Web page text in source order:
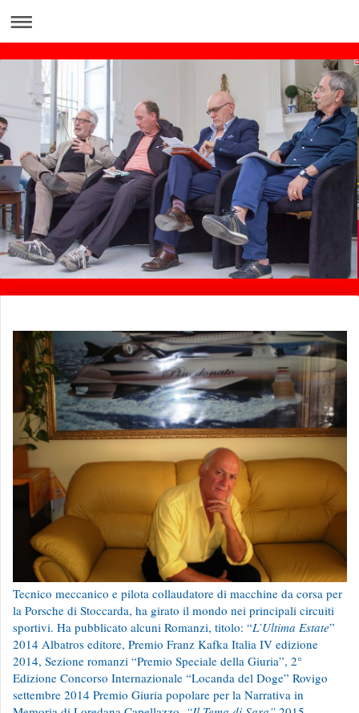
Tecnico meccanico e pilota collaudatore di macchine da corsa per
la Porsche di Stoccarda, ha girato il mondo nei principali circuiti
sportivi. Ha pubblicato alcuni Romanzi, titolo: “L’Ultima Estate”
2014 Albatros editore, Premio Franz Kafka Italia IV edizione
2014, Sezione romanzi “Premio Speciale della Giuria”, 2°
Edizione Concorso Internazionale “Locanda del Doge” Rovigo
settembre 2014 Premio Giuria popolare per la Narrativa in